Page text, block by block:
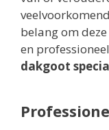
belang om
en
dakgoot